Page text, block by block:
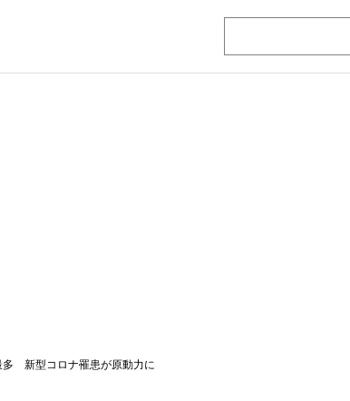
多 新型コロナ罹患が原動力に